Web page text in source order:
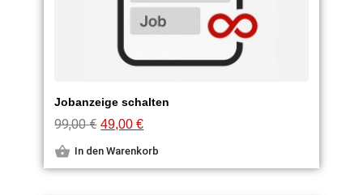
Jobanzeige schalten
99,00€ 49,00€
In den Warenkorb